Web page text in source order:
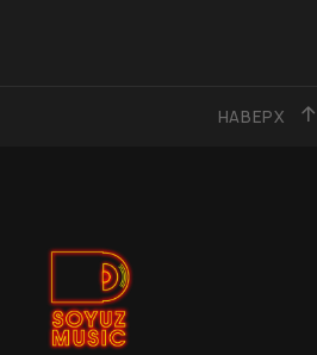
НАВЕРХ